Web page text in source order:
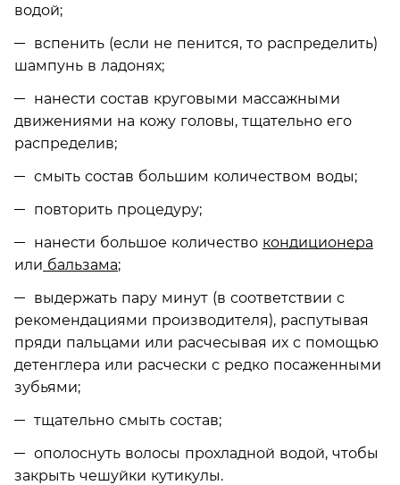
водой;
вспенить (если не пенится, то распределить)
шампунь в ладонях;
нанести состав круговыми массажными
движениями на кожу головы, тщательно его
распределив;
смыть состав большим количеством воды;
повторить процедуру;
нанести большое количество кондиционера
или бальзама;
выдержать пару минут (в соответствии с
рекомендациями производителя), распутывая
пряди пальцами или расчесывая их с помощью
детенглера или расчески с редко посаженными
зубьями;
тщательно смыть состав;
ополоснуть волосы прохладной водой, чтобы
закрыть чешуйки кутикулы.